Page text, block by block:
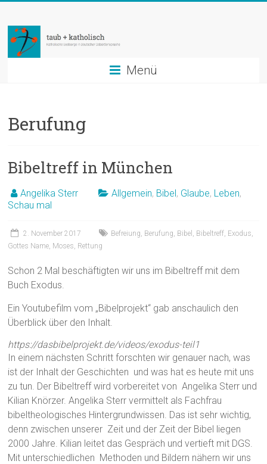
springen
taub
+
katholisch
in
Menü
Berufung
Bibeltreff in München
Angelika Sterr Allgemein, Bibel, Glaube, Leben,
Schau mal
2. November 2017 Befreiung Berufung Bibel Bibeltreff Exodus
Gottes Name Moses Rettung
Schon 2 Mal beschäftigten wir uns im Bibeltreff mit dem
Buch Exodus.
Ein Youtubefilm vom „Bibelprojekt“ gab anschaulich den
Überblick über den Inhalt.
https://dasbibelprojekt.de/videos/exodus-teil1
In einem nächsten Schritt forschten wir genauer nach, was
ist der Inhalt der Geschichten und was hat es heute mit uns
zu tun. Der Bibeltreff wird vorbereitet von Angelika Sterr und
Kilian Knörzer. Angelika Sterr vermittelt als Fachfrau
bibeltheologisches Hintergrundwissen. Das ist sehr wichtig,
denn zwischen unserer Zeit und der Zeit der Bibel liegen
2000 Jahre. Kilian leitet das Gespräch und vertieft mit DGS.
Mit unterschiedlichen Methoden und Bildern nähern wir uns